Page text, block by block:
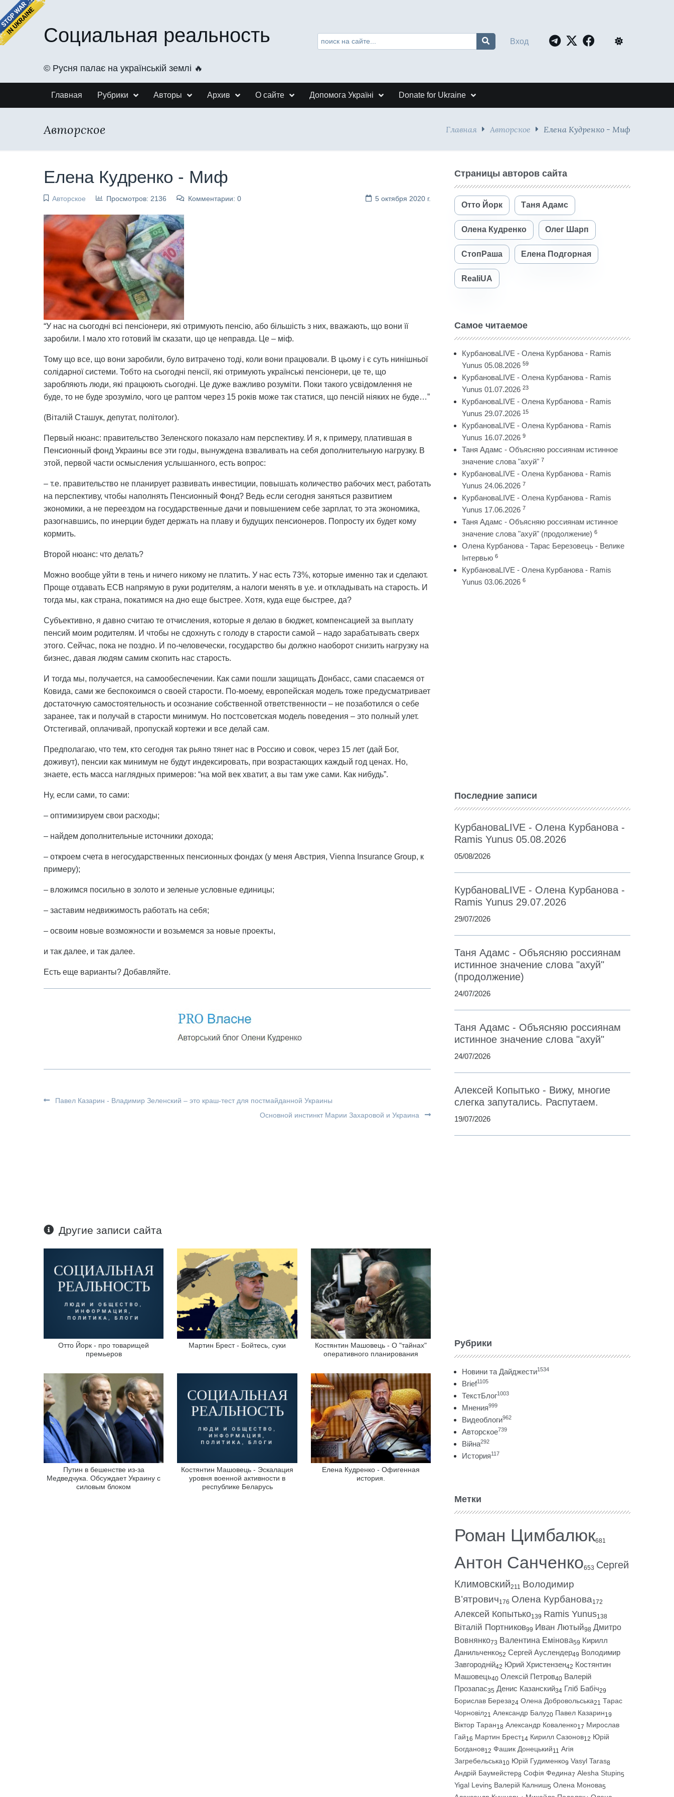
Социальная реальность
©️ Русня палає на українській землі 🔥
Вход
Главная Рубрики Авторы Архив О сайте Допомога Україні Donate for Ukraine
Авторское Главная Авторское Елена Кудренко - Миф
Елена Кудренко - Миф
Авторское Просмотров: 2136 Комментарии: 0 5 октября 2020 г.
“У нас на сьогодні всі пенсіонери, які отримують пенсію, або більшість з них, вважають, що вони її
заробили. І мало хто готовий їм сказати, що це неправда. Це – міф.
Тому що все, що вони заробили, було витрачено тоді, коли вони працювали. В цьому і є суть нинішньої
солідарної системи. Тобто на сьогодні пенсії, які отримують українські пенсіонери, це те, що
заробляють люди, які працюють сьогодні. Це дуже важливо розуміти. Поки такого усвідомлення не
буде, то не буде зрозуміло, чого це раптом через 15 років може так статися, що пенсій ніяких не буде…”
(Віталій Сташук, депутат, політолог).
Первый нюанс: правительство Зеленского показало нам перспективу. И я, к примеру, платившая в
Пенсионный фонд Украины все эти годы, вынуждена взваливать на себя дополнительную нагрузку. В
этой, первой части осмысления услышанного, есть вопрос:
– т.е. правительство не планирует развивать инвестиции, повышать количество рабочих мест, работать
на перспективу, чтобы наполнять Пенсионный Фонд? Ведь если сегодня заняться развитием
экономики, а не переездом на государственные дачи и повышением себе зарплат, то эта экономика,
разогнавшись, по инерции будет держать на плаву и будущих пенсионеров. Попросту их будет кому
кормить.
Второй нюанс: что делать?
Можно вообще уйти в тень и ничего никому не платить. У нас есть 73%, которые именно так и сделают.
Проще отдавать ЕСВ напрямую в руки родителям, а налоги менять в у.е. и откладывать на старость. И
тогда мы, как страна, покатимся на дно еще быстрее. Хотя, куда еще быстрее, да?
Субъективно, я давно считаю те отчисления, которые я делаю в бюджет, компенсацией за выплату
пенсий моим родителям. И чтобы не сдохнуть с голоду в старости самой – надо зарабатывать сверх
этого. Сейчас, пока не поздно. И по-человечески, государство бы должно наоборот снизить нагрузку на
бизнес, давая людям самим скопить нас старость.
И тогда мы, получается, на самообеспечении. Как сами пошли защищать Донбасс, сами спасаемся от
Ковида, сами же беспокоимся о своей старости. По-моему, европейская модель тоже предусматривает
достаточную самостоятельность и осознание собственной ответственности – не позаботился о себе
заранее, так и получай в старости минимум. Но постсоветская модель поведения – это полный улет.
Отстегивай, оплачивай, пропускай кортежи и все делай сам.
Предполагаю, что тем, кто сегодня так рьяно тянет нас в Россию и совок, через 15 лет (дай Бог,
доживут), пенсии как минимум не будут индексировать, при возрастающих каждый год ценах. Но,
знаете, есть масса наглядных примеров: “на мой век хватит, а вы там уже сами. Как нибудь”.
Ну, если сами, то сами:
– оптимизируем свои расходы;
– найдем дополнительные источники дохода;
– откроем счета в негосударственных пенсионных фондах (у меня Австрия, Vienna Insurance Group, к
примеру);
– вложимся посильно в золото и зеленые условные единицы;
– заставим недвижимость работать на себя;
– освоим новые возможности и возьмемся за новые проекты,
и так далее, и так далее.
Есть еще варианты? Добавляйте.
Павел Казарин - Владимир Зеленский – это краш-тест для постмайданной Украины
Основной инстинкт Марии Захаровой и Украина
Другие записи сайта
Отто Йорк - про товарищей
премьеров
Мартин Брест - Бойтесь, суки
Костянтин Машовець - О "тайнах"
оперативного планирования
Путин в бешенстве из-за
Медведчука. Обсуждает Украину с
силовым блоком
Костянтин Машовець - Эскалация
уровня военной активности в
республике Беларусь
Елена Кудренко - Офигенная
история.
Страницы авторов сайта
Отто Йорк Таня Адамс
Олена Кудренко Олег Шарп
СтопРаша Елена Подгорная
RealiUA
Самое читаемое
КурбановаLIVE - Олена Курбанова - Ramis
Yunus 05.08.2026 59
КурбановаLIVE - Олена Курбанова - Ramis
Yunus 01.07.2026 23
КурбановаLIVE - Олена Курбанова - Ramis
Yunus 29.07.2026 15
КурбановаLIVE - Олена Курбанова - Ramis
Yunus 16.07.2026 9
Таня Адамс - Объясняю россиянам истинное
значение слова "ахуй" 7
КурбановаLIVE - Олена Курбанова - Ramis
Yunus 24.06.2026 7
КурбановаLIVE - Олена Курбанова - Ramis
Yunus 17.06.2026 7
Таня Адамс - Объясняю россиянам истинное
значение слова "ахуй" (продолжение) 6
Олена Курбанова - Тарас Березовець - Велике
Інтервью 6
КурбановаLIVE - Олена Курбанова - Ramis
Yunus 03.06.2026 6
Последние записи
КурбановаLIVE - Олена Курбанова -
Ramis Yunus 05.08.2026
05/08/2026
КурбановаLIVE - Олена Курбанова -
Ramis Yunus 29.07.2026
29/07/2026
Таня Адамс - Объясняю россиянам
истинное значение слова "ахуй"
(продолжение)
24/07/2026
Таня Адамс - Объясняю россиянам
истинное значение слова "ахуй"
24/07/2026
Алексей Копытько - Вижу, многие
слегка запутались. Распутаем.
19/07/2026
Рубрики
Новини та Дайджести1534
Brief1105
ТекстБлог1003
Мнения999
Видеоблоги962
Авторское739
Війна292
История117
Метки
Роман Цимбалюк681
Антон Санченко653 Сергей
Климовский211 Володимир
В’ятрович176 Олена Курбанова172
Алексей Копытько139 Ramis Yunus138
Віталій Портников99 Иван Лютый98 Дмитро
Вовнянко73 Валентина Емінова59 Кирилл
Данильченко52 Сергей Ауслендер49 Володимир
Завгородній42 Юрий Христензен42 Костянтин
Машовець40 Олексій Петров40 Валерій
Прозапас35 Денис Казанский34 Гліб Бабіч29
Борислав Береза24 Олена Добровольська21 Тарас
Чорновіл21 Александр Балу20 Павел Казарин19
Віктор Таран18 Александр Коваленко17 Мирослав
Гай16 Мартин Брест14 Кирилл Сазонов12 Юрій
Богданов12 Фашик Донецький11 Агія
Загребельська10 Юрій Гудименко9 Vasyl Taras8
Андрій Баумейстер8 Софія Федина7 Alesha Stupin5
Yigal Levin5 Валерій Калниш5 Олена Монова5